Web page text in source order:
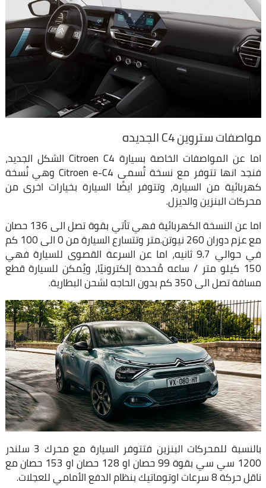
مواصفات ستروين C4 الجديده
اما عن المواصفات الخاصة بسيارة Citroen C4 الشكل الجديد،
فنجد انها تتوفر مع نسخة تُسمى Citroen e-C4 وهي نُسخة
كهربائية من السيارة، وتتوفر ايضًا السيارة بخيارات اخرى من
محركات البنزين والديزل.
اما عن النسخة الكهربائية فهي تأتي بقوة تصل الى 136 حصان
مع عزم دوران 260 نيوتن.متر وتتسارع السيارة من 0 الى 100 كم
في حوالي 9.7 ثانيه، اما عن السرعة القصوى للسيارة فهي
150 كيلو متر / ساعه مُحددة إلكترونيًا، ويُمكن للسيارة قطع
مسافة تصل الى 350 كم بدون الحاجه لشحن البطارية.
بالنسبة للمحركات البنزين فتتوفر السيارة مع محرك 3 سلندر
1200 سي سي بقوة 99 حصان او 128 حصان او 153 حصان مع
ناقل حركة 8 سرعات اوتوماتيك بنظام الدفع الأمامي للعجلات.